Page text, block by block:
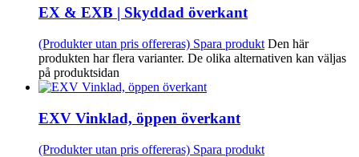
EX & EXB | Skyddad överkant
(Produkter utan pris offereras) Spara produkt Den här
produkten har flera varianter. De olika alternativen kan väljas
på produktsidan
EXV Vinklad, öppen överkant
(Produkter utan pris offereras) Spara produkt